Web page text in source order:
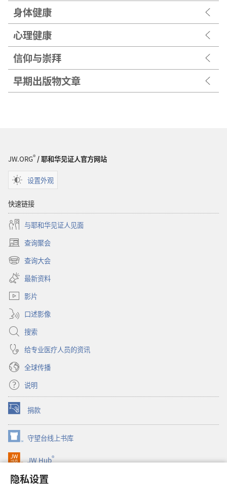
隐私设置
身体健康
心理健康
信仰与崇拜
早期出版物文章
JW.ORG®/ 耶和华见证人官方网站
设置外观
快速链接
与耶和华见证人见面
查询聚会
（打
开
新
窗
口）
查询大会
（打
开
新
窗
最新资料
影片
口述影像
搜索
给专业医疗人员的资讯
全球传播
说明
捐款
（打
开
新
窗
口）
守望台线上书库
（打
开
新
口）
JW Hub®
（打
开
新
JW Library®